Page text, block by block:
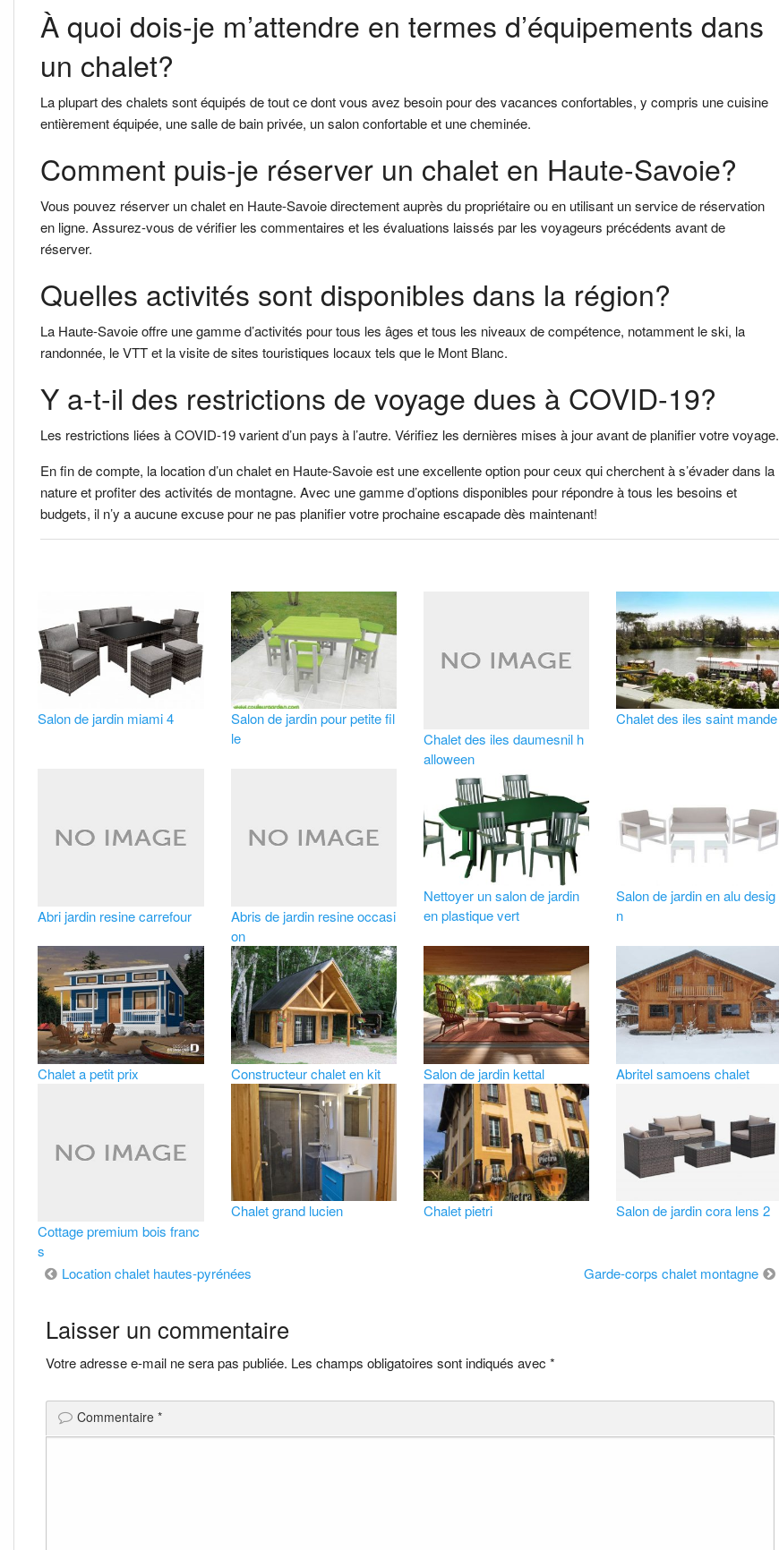
À quoi dois-je m’attendre en termes d’équipements dans
un chalet?
La plupart des chalets sont équipés de tout ce dont vous avez besoin pour des vacances confortables, y compris une cuisine
entièrement équipée, une salle de bain privée, un salon confortable et une cheminée.
Comment puis-je réserver un chalet en Haute-Savoie?
Vous pouvez réserver un chalet en Haute-Savoie directement auprès du propriétaire ou en utilisant un service de réservation
en ligne. Assurez-vous de vérifier les commentaires et les évaluations laissés par les voyageurs précédents avant de
réserver.
Quelles activités sont disponibles dans la région?
La Haute-Savoie offre une gamme d’activités pour tous les âges et tous les niveaux de compétence, notamment le ski, la
randonnée, le VTT et la visite de sites touristiques locaux tels que le Mont Blanc.
Y a-t-il des restrictions de voyage dues à COVID-19?
Les restrictions liées à COVID-19 varient d’un pays à l’autre. Vérifiez les dernières mises à jour avant de planifier votre voyage.
En fin de compte, la location d’un chalet en Haute-Savoie est une excellente option pour ceux qui cherchent à s’évader dans la
nature et profiter des activités de montagne. Avec une gamme d’options disponibles pour répondre à tous les besoins et
budgets, il n’y a aucune excuse pour ne pas planifier votre prochaine escapade dès maintenant!
Salon de jardin miami 4
Salon de jardin pour petite fil
le
Chalet des iles daumesnil h
alloween
Chalet des iles saint mande
Abri jardin resine carrefour
Abris de jardin resine occasi
on
Nettoyer un salon de jardin
en plastique vert
Salon de jardin en alu desig
n
Chalet a petit prix Constructeur chalet en kit Salon de jardin kettal Abritel samoens chalet
Cottage premium bois franc
s
Chalet grand lucien Chalet pietri Salon de jardin cora lens 2
Navigation
de
l’article
Location chalet hautes-pyrénées Garde-corps chalet montagne
Laisser un commentaire
Votre adresse e-mail ne sera pas publiée. Les champs obligatoires sont indiqués avec *
Commentaire *